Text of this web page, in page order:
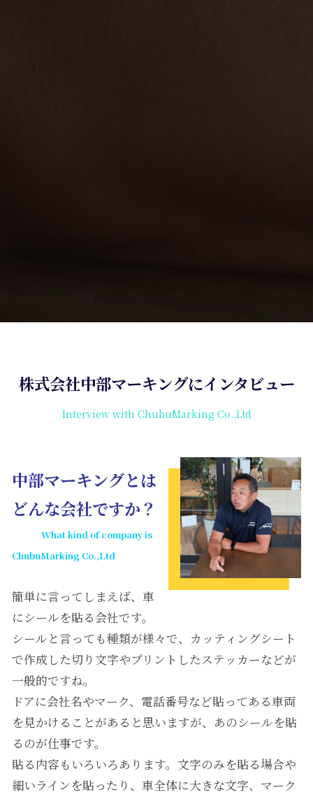
株式会社中部マーキングにインタビュー
Interview with ChubuMarking Co.,Ltd
中部マーキングとは
どんな会社ですか？
What kind of company is
ChubuMarking Co.,Ltd
簡単に言ってしまえば、車
にシールを貼る会社です。
シールと言っても種類が様々で、カッティングシート
で作成した切り文字やプリントしたステッカーなどが
一般的ですね。
ドアに会社名やマーク、電話番号など貼ってある車両
を見かけることがあると思いますが、あのシールを貼
るのが仕事です。
貼る内容もいろいろあります。文字のみを貼る場合や
細いラインを貼ったり、車全体に大きな文字、マーク